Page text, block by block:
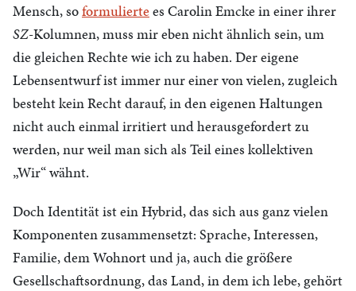
Mensch, soformuliertees Carolin Emcke in einer ihrer
SZ-Kolumnen, muss mir eben nicht ähnlich sein, um
die gleichen Rechte wie ich zu haben. Der eigene
Lebensentwurf ist immer nur einer von vielen, zugleich
besteht kein Recht darauf, in den eigenen Haltungen
nicht auch einmal irritiert und herausgefordert zu
werden, nur weil man sich als Teil eines kollektiven
„Wir“ wähnt.
Doch Identität ist ein Hybrid, das sich aus ganz vielen
Komponenten zusammensetzt: Sprache, Interessen,
Familie, dem Wohnort und ja, auch die größere
Gesellschaftsordnung, das Land, in dem ich lebe, gehört